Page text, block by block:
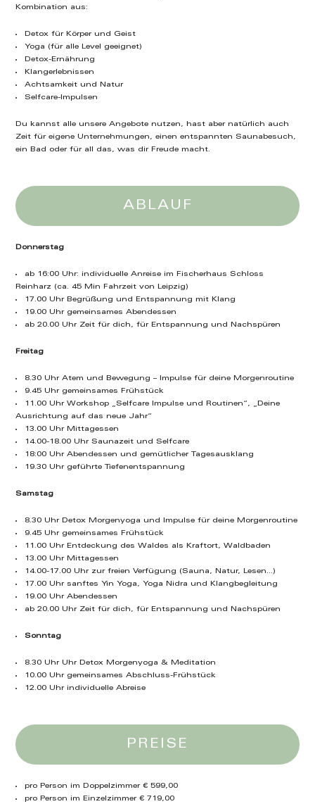
Kombination aus:
Detox für Körper und Geist
Yoga (für alle Level geeignet)
Detox-Ernährung
Klangerlebnissen
Achtsamkeit und Natur
Selfcare-Impulsen
Du kannst alle unsere Angebote nutzen, hast aber natürlich auch
Zeit für eigene Unternehmungen, einen entspannten Saunabesuch,
ein Bad oder für all das, was dir Freude macht.
ABLAUF
Donnerstag
ab 16:00 Uhr: individuelle Anreise im Fischerhaus Schloss
Reinharz (ca. 45 Min Fahrzeit von Leipzig)
17.00 Uhr Begrüßung und Entspannung mit Klang
19.00 Uhr gemeinsames Abendessen
ab 20.00 Uhr Zeit für dich, für Entspannung und Nachspüren
Freitag
8.30 Uhr Atem und Bewegung – Impulse für deine Morgenroutine
9.45 Uhr gemeinsames Frühstück
11.00 Uhr Workshop „Selfcare Impulse und Routinen“, „Deine
Ausrichtung auf das neue Jahr“
13.00 Uhr Mittagessen
14.00-18.00 Uhr Saunazeit und Selfcare
18:00 Uhr Abendessen und gemütlicher Tagesausklang
19.30 Uhr geführte Tiefenentspannung
Samstag
8.30 Uhr Detox Morgenyoga und Impulse für deine Morgenroutine
9.45 Uhr gemeinsames Frühstück
11.00 Uhr Entdeckung des Waldes als Kraftort, Waldbaden
13.00 Uhr Mittagessen
14.00-17.00 Uhr zur freien Verfügung (Sauna, Natur, Lesen…)
17.00 Uhr sanftes Yin Yoga, Yoga Nidra und Klangbegleitung
19.00 Uhr Abendessen
ab 20.00 Uhr Zeit für dich, für Entspannung und Nachspüren
Sonntag
8.30 Uhr Uhr Detox Morgenyoga & Meditation
10.00 Uhr gemeinsames Abschluss-Frühstück
12.00 Uhr individuelle Abreise
PREISE
pro Person im Doppelzimmer € 599,00
pro Person im Einzelzimmer € 719,00